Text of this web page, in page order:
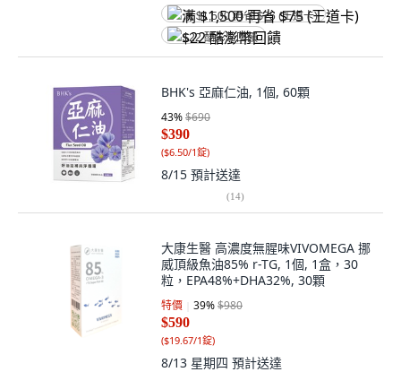
满 $1,500 再省 $75 (王道卡)
$22 酷澎幣回饋
BHK's 亞麻仁油, 1個, 60顆
43%$690
$390
($6.50/1錠)
8/15 預計送達
(14)
大康生醫 高濃度無腥味VIVOMEGA 挪
威頂級魚油85% r-TG, 1個, 1盒，30
粒，EPA48%+DHA32%, 30顆
特價 39%$980
$590
($19.67/1錠)
8/13 星期四 預計送達